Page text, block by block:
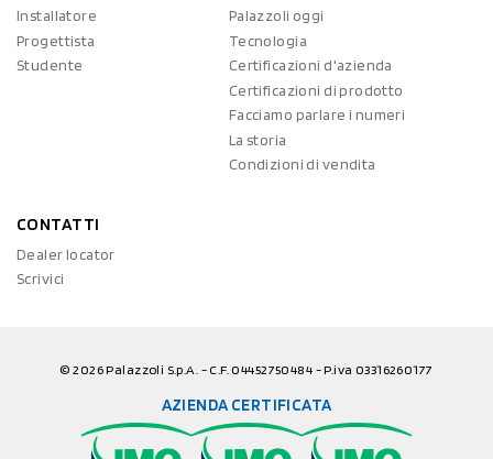
Installatore
Progettista
Studente
Palazzoli oggi
Tecnologia
Certificazioni d'azienda
Certificazioni di prodotto
Facciamo parlare i numeri
La storia
Condizioni di vendita
CONTATTI
Dealer locator
Scrivici
© 2026 Palazzoli S.p.A. - C.F. 04452750484 - P.iva 03316260177
AZIENDA CERTIFICATA